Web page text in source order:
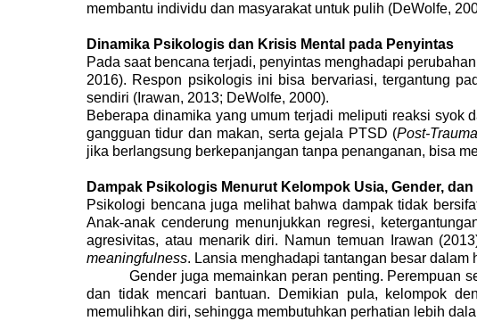
membantu individu dan masyarakat untuk pulih (DeWolfe,
Dinamika Psikologis dan Krisis Mental pada Penyintas
Pada saat bencana terjadi, penyintas menghadapi
2016). Respon psikologis ini bisa bervariasi, tergantung
sendiri ( Irawan, 2013; DeWolfe, 2000).
Beberapa dinamika yang umum terjadi meliputi reaksi syok
gangguan tidur dan makan, serta gejala PTSD (Post-
jika berlangsung berkepanjangan tanpa penanganan, bisa
Dampak Psikologis Menurut Kelompok Usia, Gender,
Psikologi bencana juga melihat bahwa dampak tidak
Anak-anak cenderung menunjukkan regresi,
agresivitas, atau menarik diri. Namun temuan Irawan
meaningfulness. Lansia menghadapi tantangan besar
Gender juga memainkan peran penting. Perempuan
dan tidak mencari bantuan. Demikian pula, kelompok
memulihkan diri, sehingga membutuhkan perhatian lebih